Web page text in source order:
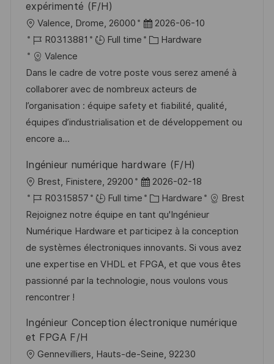
expérimenté (F/H)
L
o
c
a
t
i
o
n
Valence, Drome, 26000
P
o
t
e
d
D
e
2026-06-10
J
o
b
I
d
R0313881 Full time
C
t
e
g
o
Hardware
Valence
Dans le cadre de votre poste vous serez amené à
collaborer avec de nombreux acteurs de
l’organisation : équipe safety et fiabilité, qualité,
équipes d’industrialisation et de développement ou
encore a...
Ingénieur numérique hardware (F/H)
L
o
c
a
t
i
o
n
Brest, Finistere, 29200
P
o
s
t
e
d
D
e
2026-02-18
J
o
b
I
d
R0315857 Full time
C
a
t
e
g
o
Hardware
Brest
Rejoignez notre équipe en tant qu'Ingénieur
Numérique Hardware et participez à la conception
de systèmes électroniques innovants. Si vous avez
une expertise en VHDL et FPGA, et que vous êtes
passionné par la technologie, nous voulons vous
rencontrer !
Ingénieur Conception électronique numérique
et FPGA F/H
L
Gennevilliers, Hauts-de-Seine, 92230